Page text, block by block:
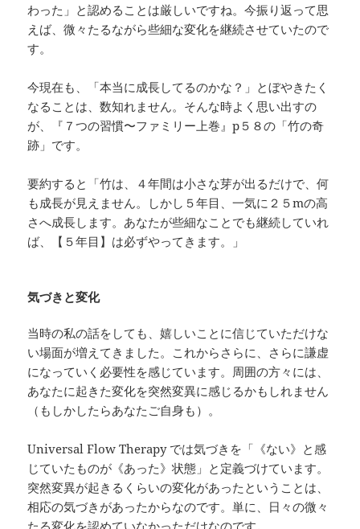
わった」と認めることは厳しいですね。今振り返って思
えば、微々たるながら些細な変化を継続させていたので
す。
今現在も、「本当に成長してるのかな？」とぼやきたく
なることは、数知れません。そんな時よく思い出すの
が、『７つの習慣〜ファミリー上巻』p５８の「竹の奇
跡」です。
要約すると「竹は、４年間は小さな芽が出るだけで、何
も成長が見えません。しかし５年目、一気に２５mの高
さへ成長します。あなたが些細なことでも継続していれ
ば、【５年目】は必ずやってきます。」
気づきと変化
当時の私の話をしても、嬉しいことに信じていただけな
い場面が増えてきました。これからさらに、さらに謙虚
になっていく必要性を感じています。周囲の方々には、
あなたに起きた変化を突然変異に感じるかもしれません
（もしかしたらあなたご自身も）。
Universal Flow Therapy では気づきを「《ない》と感
じていたものが《あった》状態」と定義づけています。
突然変異が起きるくらいの変化があったということは、
相応の気づきがあったからなのです。単に、日々の微々